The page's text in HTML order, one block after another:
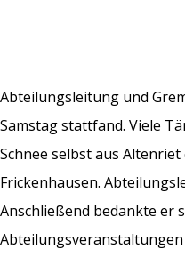
Abteilungsleitung und
Samstag stattfand. Viele
Schnee selbst aus
Frickenhausen.
Anschließend bedankte er